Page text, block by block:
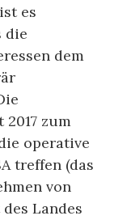
es
die
dem
zum
operative
treffen (das
von
Landes